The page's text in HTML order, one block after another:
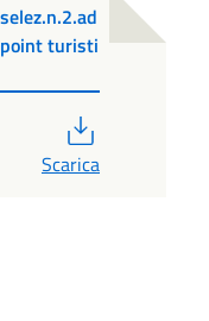
turisti
Scarica